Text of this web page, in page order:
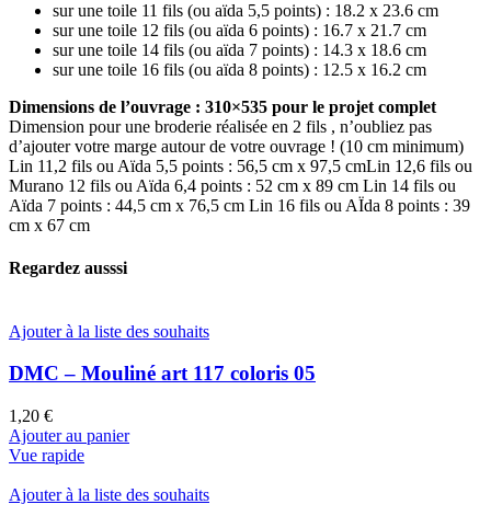
sur une toile 11 fils (ou aïda 5,5 points) : 18.2 x 23.6 cm
sur une toile 12 fils (ou aïda 6 points) : 16.7 x 21.7 cm
sur une toile 14 fils (ou aïda 7 points) : 14.3 x 18.6 cm
sur une toile 16 fils (ou aïda 8 points) : 12.5 x 16.2 cm
Dimensions de l’ouvrage : 310×535 pour le projet complet
Dimension pour une broderie réalisée en 2 fils , n’oubliez pas
d’ajouter votre marge autour de votre ouvrage ! (10 cm minimum)
Lin 11,2 fils ou Aïda 5,5 points : 56,5 cm x 97,5 cm ​Lin 12,6 fils ou
Murano 12 fils ou Aïda 6,4 points : 52 cm x 89 cm Lin 14 fils ou
Aïda 7 points : 44,5 cm x 76,5 cm Lin 16 fils ou AÏda 8 points : 39
cm x 67 cm
Regardez ausssi
Ajouter à la liste des souhaits
DMC – Mouliné art 117 coloris 05
1,20 €
Ajouter au panier
Vue rapide
Ajouter à la liste des souhaits